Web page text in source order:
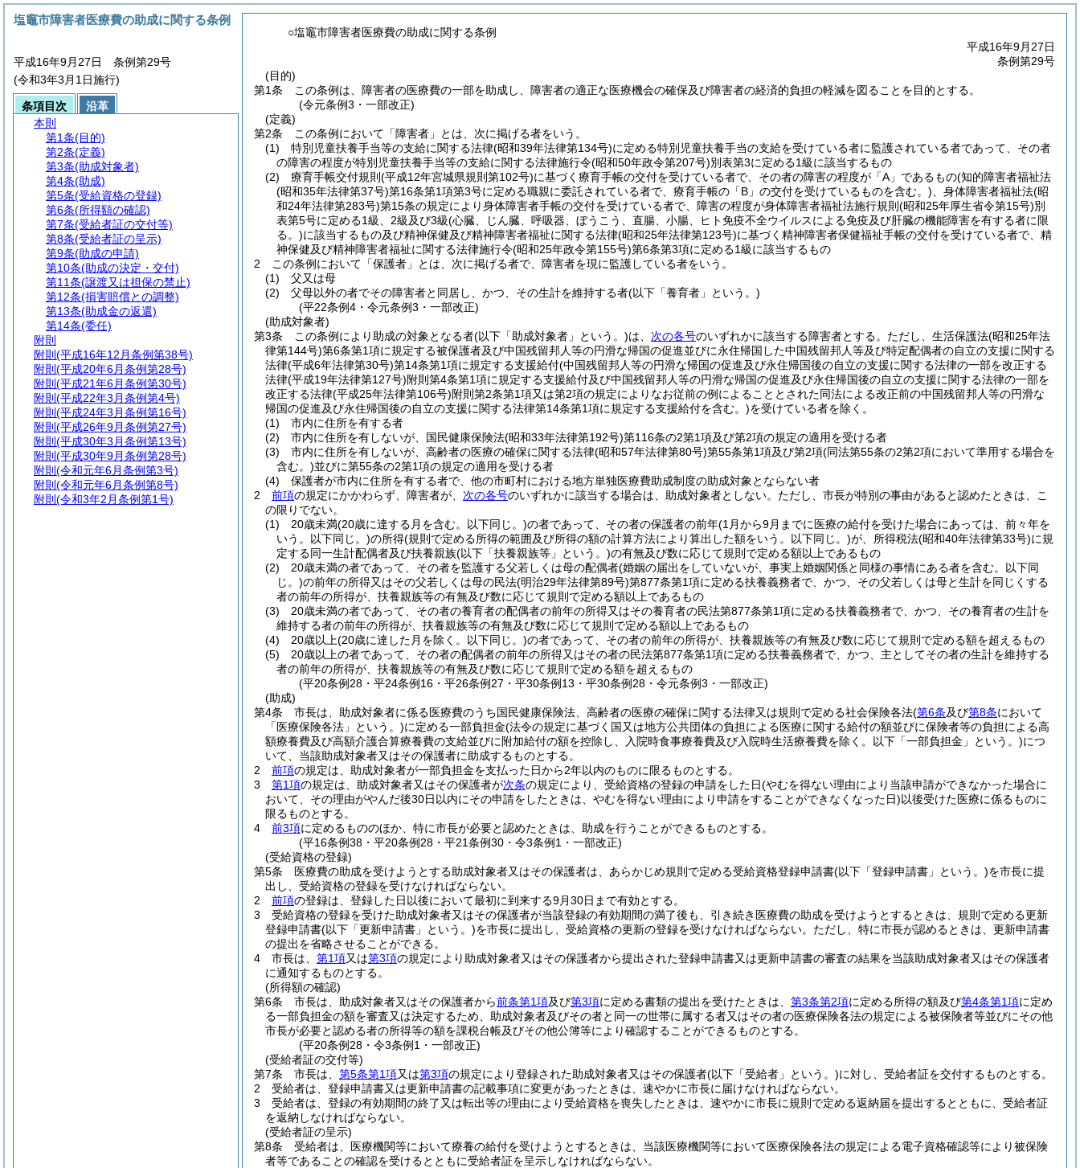
○塩竈市障害者医療費の助成に関する条例
平成16年9月27日
条例第29号
(目的)
第1条
この条例は、障害者の医療費の一部を助成し、障害者の適正な医療機会の確保及び障害者の経済的負担の軽減を図ることを目的とする。
(令元条例3・一部改正)
(定義)
第2条
この条例において「障害者」とは、次に掲げる者をいう。
(1)
特別児童扶養手当等の支給に関する法律(昭和39年法律第134号)に定める特別児童扶養手当の支給を受けている者に監護されている者であって、その者
の障害の程度が特別児童扶養手当等の支給に関する法律施行令(昭和50年政令第207号)別表第3に定める1級に該当するもの
(2)
療育手帳交付規則 (平成12年宮城県規則第102号)に基づく療育手帳の交付を受けている者で、その者の障害の程度が「A」であるもの(知的障害者福祉法
(昭和35年法律第37号)第16条第1項第3号に定める職親に委託されている者で、療育手帳の「B」の交付を受けているものを含む。) 、身体障害者福祉法(昭
和24年法律第283号)第15条の規定により身体障害者手帳の交付を受けている者で、障害の程度が身体障害者福祉法施行規則 (昭和25年厚生省令第15号)別
表第5号に定める1級、2級及び3級(心臓、じん臓、呼吸器、ぼうこう、直腸、小腸、ヒト免疫不全ウイルスによる免疫及び肝臓の機能障害を有する者に限
る。)に該当するもの及び精神保健及び精神障害者福祉に関する法律(昭和25年法律第123号)に基づく精神障害者保健福祉手帳の交付を受けている者で、精
神保健及び精神障害者福祉に関する法律施行令(昭和25年政令第155号)第6条第3項に定める1級に該当するもの
2
この条例において「保護者」とは、次に掲げる者で、障害者を現に監護している者をいう。
(1)
父又は母
(2)
父母以外の者でその障害者と同居し、かつ、その生計を維持する者(以下「養育者」という。)
(平22条例4・令元条例3・一部改正)
(助成対象者)
第3条
この条例により助成の対象となる者(以下「助成対象者」という。)は、 次の各号のいずれかに該当する障害者とする。 ただし、生活保護法(昭和25年法
律第144号)第6条第1項に規定する被保護者及び中国残留邦人等の円滑な帰国の促進並びに永住帰国した中国残留邦人等及び特定配偶者の自立の支援に関する
法律(平成6年法律第30号)第14条第1項に規定する支援給付(中国残留邦人等の円滑な帰国の促進及び永住帰国後の自立の支援に関する法律の一部を改正する
法律(平成19年法律第127号)附則第4条第1項に規定する支援給付及び中国残留邦人等の円滑な帰国の促進及び永住帰国後の自立の支援に関する法律の一部を
改正する法律(平成25年法律第106号)附則第2条第1項又は第2項の規定によりなお従前の例によることとされた同法による改正前の中国残留邦人等の円滑な
帰国の促進及び永住帰国後の自立の支援に関する法律第14条第1項に規定する支援給付を含む。)を受けている者を除く。
(1)
市内に住所を有する者
(2)
市内に住所を有しないが、国民健康保険法(昭和33年法律第192号)第116条の2第1項及び第2項の規定の適用を受ける者
(3)
市内に住所を有しないが、高齢者の医療の確保に関する法律(昭和57年法律第80号)第55条第1項及び第2項(同法第55条の2第2項において準用する場合を
含む。)並びに第55条の2第1項の規定の適用を受ける者
(4)
保護者が市内に住所を有する者で、他の市町村における地方単独医療費助成制度の助成対象とならない者
2
前項の規定にかかわらず、障害者が、 次の各号のいずれかに該当する場合は、助成対象者としない。 ただし、市長が特別の事由があると認めたときは、こ
の限りでない。
(1)
20歳未満(20歳に達する月を含む。以下同じ。)の者であって、その者の保護者の前年(1月から9月までに医療の給付を受けた場合にあっては、前々年を
いう。以下同じ。)の所得(規則で定める所得の範囲及び所得の額の計算方法により算出した額をいう。以下同じ。)が、所得税法(昭和40年法律第33号)に規
定する同一生計配偶者及び扶養親族(以下「扶養親族等」という。)の有無及び数に応じて規則で定める額以上であるもの
(2)
20歳未満の者であって、その者を監護する父若しくは母の配偶者(婚姻の届出をしていないが、事実上婚姻関係と同様の事情にある者を含む。以下同
じ。)の前年の所得又はその父若しくは母の民法(明治29年法律第89号)第877条第1項に定める扶養義務者で、かつ、その父若しくは母と生計を同じくする
者の前年の所得が、扶養親族等の有無及び数に応じて規則で定める額以上であるもの
(3)
20歳未満の者であって、その者の養育者の配偶者の前年の所得又はその養育者の民法第877条第1項に定める扶養義務者で、かつ、その養育者の生計を
維持する者の前年の所得が、扶養親族等の有無及び数に応じて規則で定める額以上であるもの
(4)
20歳以上(20歳に達した月を除く。以下同じ。)の者であって、その者の前年の所得が、扶養親族等の有無及び数に応じて規則で定める額を超えるもの
(5)
20歳以上の者であって、その者の配偶者の前年の所得又はその者の民法第877条第1項に定める扶養義務者で、かつ、主としてその者の生計を維持する
者の前年の所得が、扶養親族等の有無及び数に応じて規則で定める額を超えるもの
(平20条例28・平24条例16・平26条例27・平30条例13・平30条例28・令元条例3・一部改正)
(助成)
第4条
市長は、助成対象者に係る医療費のうち国民健康保険法、高齢者の医療の確保に関する法律又は規則で定める社会保険各法(第6条及び第8条において
「医療保険各法」という。)に定める一部負担金(法令の規定に基づく国又は地方公共団体の負担による医療に関する給付の額並びに保険者等の負担による高
額療養費及び高額介護合算療養費の支給並びに附加給付の額を控除し、入院時食事療養費及び入院時生活療養費を除く。以下「一部負担金」という。)につ
いて、当該助成対象者又はその保護者に助成するものとする。
2
前項の規定は、助成対象者が一部負担金を支払った日から2年以内のものに限るものとする。
3
第1項の規定は、助成対象者又はその保護者が次条の規定により、受給資格の登録の申請をした日(やむを得ない理由により当該申請ができなかった場合に
おいて、その理由がやんだ後30日以内にその申請をしたときは、やむを得ない理由により申請をすることができなくなった日)以後受けた医療に係るものに
限るものとする。
4
前3項に定めるもののほか、特に市長が必要と認めたときは、助成を行うことができるものとする。
(平16条例38・平20条例28・平21条例30・令3条例1・一部改正)
(受給資格の登録)
第5条
医療費の助成を受けようとする助成対象者又はその保護者は、あらかじめ規則で定める受給資格登録申請書(以下「登録申請書」という。)を市長に提
出し、受給資格の登録を受けなければならない。
2
前項の登録は、登録した日以後において最初に到来する9月30日まで有効とする。
3
受給資格の登録を受けた助成対象者又はその保護者が当該登録の有効期間の満了後も、引き続き医療費の助成を受けようとするときは、規則で定める更新
登録申請書(以下「更新申請書」という。)を市長に提出し、受給資格の更新の登録を受けなければならない。 ただし、特に市長が認めるときは、更新申請書
の提出を省略させることができる。
4
市長は、 第1項又は第3項の規定により助成対象者又はその保護者から提出された登録申請書又は更新申請書の審査の結果を当該助成対象者又はその保護者
に通知するものとする。
(所得額の確認)
第6条
市長は、助成対象者又はその保護者から前条第1項及び第3項に定める書類の提出を受けたときは、 第3条第2項に定める所得の額及び第4条第1項に定め
る一部負担金の額を審査又は決定するため、助成対象者及びその者と同一の世帯に属する者又はその者の医療保険各法の規定による被保険者等並びにその他
市長が必要と認める者の所得等の額を課税台帳及びその他公簿等により確認することができるものとする。
(平20条例28・令3条例1・一部改正)
(受給者証の交付等)
第7条
市長は、 第5条第1項又は第3項の規定により登録された助成対象者又はその保護者(以下「受給者」という。)に対し、受給者証を交付するものとする。
2
受給者は、登録申請書又は更新申請書の記載事項に変更があったときは、速やかに市長に届けなければならない。
3
受給者は、登録の有効期間の終了又は転出等の理由により受給資格を喪失したときは、速やかに市長に規則で定める返納届を提出するとともに、受給者証
を返納しなければならない。
(受給者証の呈示)
第8条
受給者は、医療機関等において療養の給付を受けようとするときは、当該医療機関等において医療保険各法の規定による電子資格確認等により被保険
者等であることの確認を受けるとともに受給者証を呈示しなければならない。
塩竈市障害者医療費の助成に関する条例
平成16年9月27日 条例第29号
(令和3年3月1日施行)
条項目次
沿革
本則
第1条(目的)
第2条(定義)
第3条(助成対象者)
第4条(助成)
第5条(受給資格の登録)
第6条(所得額の確認)
第7条(受給者証の交付等)
第8条(受給者証の呈示)
第9条(助成の申請)
第10条(助成の決定・交付)
第11条(譲渡又は担保の禁止)
第12条(損害賠償との調整)
第13条(助成金の返還)
第14条(委任)
附則
附則 (平成16年12月条例第38号)
附則 (平成20年6月条例第28号)
附則 (平成21年6月条例第30号)
附則 (平成22年3月条例第4号)
附則 (平成24年3月条例第16号)
附則 (平成26年9月条例第27号)
附則 (平成30年3月条例第13号)
附則 (平成30年9月条例第28号)
附則 (令和元年6月条例第3号)
附則 (令和元年6月条例第8号)
附則 (令和3年2月条例第1号)